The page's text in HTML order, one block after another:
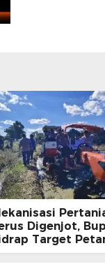
Digenjot,
Target
Tiga Kali